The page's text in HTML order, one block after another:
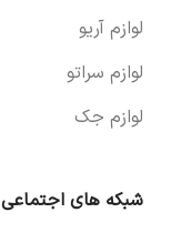
لوازم آریو
لوازم سراتو
لوازم جک
شبکه های اجتماعی